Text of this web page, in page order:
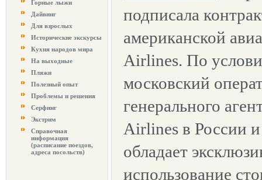
Горные лыжи
Дайвинг
Для взрослых
Исторические экскурсы
Кухня народов мира
На выходные
Пляжи
Полезный опыт
Проблемы и решения
Серфинг
Экстрим
Справочная
информация
(расписание поездов,
адреса посольств)
подписала
американской
Airlines. По
московский
генерального
Airlines в России
обладает
использование